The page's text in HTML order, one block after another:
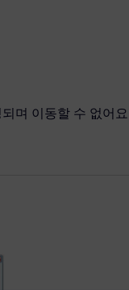
며 이동할 수 없어